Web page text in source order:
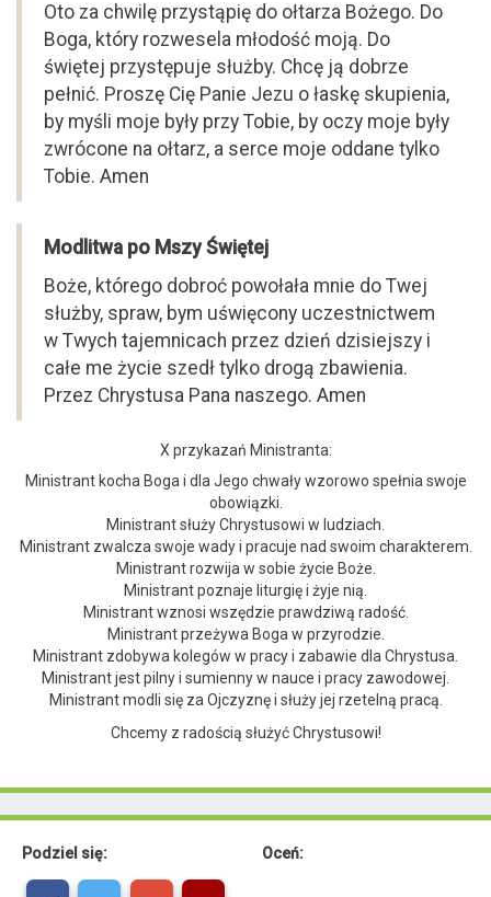
Oto za chwilę przystąpię do ołtarza Bożego. Do
Boga, który rozwesela młodość moją. Do
świętej przystępuje służby. Chcę ją dobrze
pełnić. Proszę Cię Panie Jezu o łaskę skupienia,
by myśli moje były przy Tobie, by oczy moje były
zwrócone na ołtarz, a serce moje oddane tylko
Tobie. Amen
Modlitwa po Mszy Świętej
Boże, którego dobroć powołała mnie do Twej
służby, spraw, bym uświęcony uczestnictwem
w Twych tajemnicach przez dzień dzisiejszy i
całe me życie szedł tylko drogą zbawienia.
Przez Chrystusa Pana naszego. Amen
X przykazań Ministranta:
Ministrant kocha Boga i dla Jego chwały wzorowo spełnia swoje
obowiązki.
Ministrant służy Chrystusowi w ludziach.
Ministrant zwalcza swoje wady i pracuje nad swoim charakterem.
Ministrant rozwija w sobie życie Boże.
Ministrant poznaje liturgię i żyje nią.
Ministrant wznosi wszędzie prawdziwą radość.
Ministrant przeżywa Boga w przyrodzie.
Ministrant zdobywa kolegów w pracy i zabawie dla Chrystusa.
Ministrant jest pilny i sumienny w nauce i pracy zawodowej.
Ministrant modli się za Ojczyznę i służy jej rzetelną pracą.
Chcemy z radością służyć Chrystusowi!
Podziel się: Oceń: